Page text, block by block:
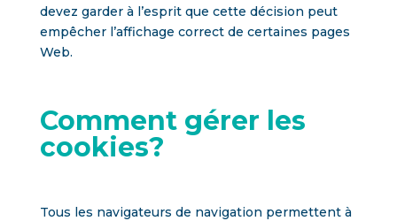
devez garder à l’esprit que cette décision peut
empêcher l’affichage correct de certaines pages
Web.
Comment gérer les
cookies?
Tous les navigateurs de navigation permettent à